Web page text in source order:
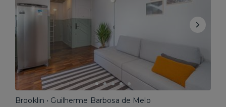
Brooklin • Guilherme Barbosa de Melo